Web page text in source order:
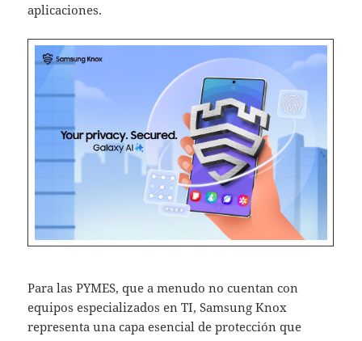
aplicaciones. ​
Para las PYMES, que a menudo no cuentan con
equipos especializados en TI, Samsung Knox
representa una capa esencial de protección que